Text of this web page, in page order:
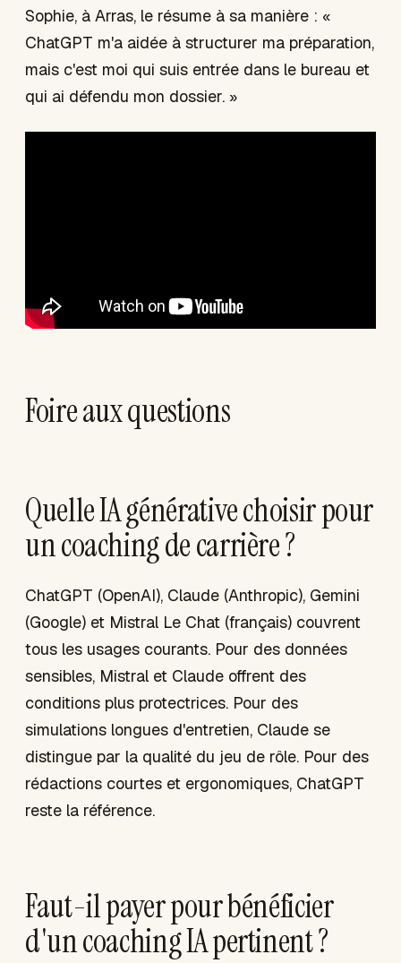
Sophie, à Arras, le résume à sa manière : «
ChatGPT m'a aidée à structurer ma préparation,
mais c'est moi qui suis entrée dans le bureau et
qui ai défendu mon dossier. »
Foire aux questions
Quelle IA générative choisir pour
un coaching de carrière ?
ChatGPT (OpenAI), Claude (Anthropic), Gemini
(Google) et Mistral Le Chat (français) couvrent
tous les usages courants. Pour des données
sensibles, Mistral et Claude offrent des
conditions plus protectrices. Pour des
simulations longues d'entretien, Claude se
distingue par la qualité du jeu de rôle. Pour des
rédactions courtes et ergonomiques, ChatGPT
reste la référence.
Faut-il payer pour bénéficier
d'un coaching IA pertinent ?